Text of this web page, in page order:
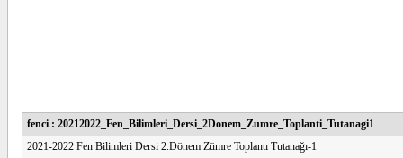
fenci : 20212022_Fen_Bilimleri_Dersi_2Donem_Zumre_Toplanti_Tutanagi1
2021-2022 Fen Bilimleri Dersi 2.Dönem Zümre Toplantı Tutanağı-1